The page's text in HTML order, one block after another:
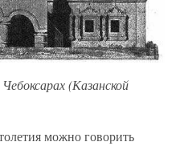
(Казанской
можно говорить